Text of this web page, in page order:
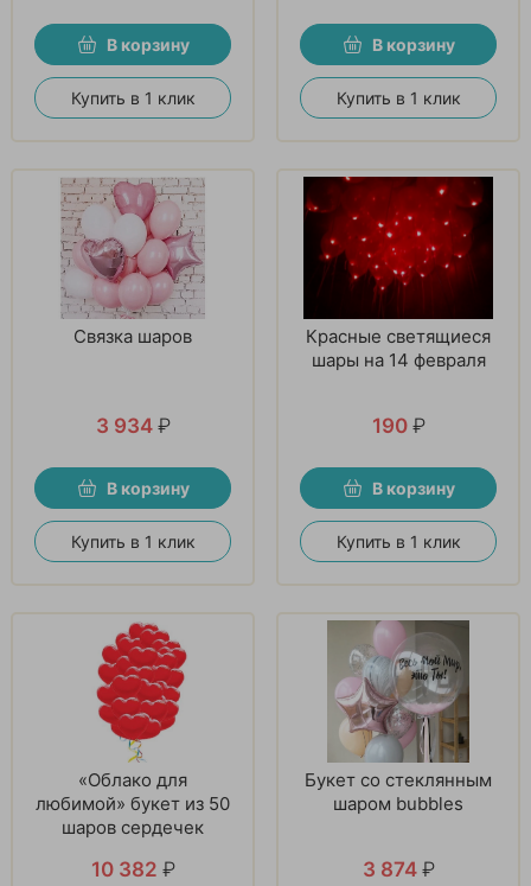
В корзину
Купить в 1 клик
В корзину
Купить в 1 клик
Связка шаров
3 934 ₽
В корзину
Купить в 1 клик
Красные светящиеся
шары на 14 февраля
190 ₽
В корзину
Купить в 1 клик
«Облако для
любимой» букет из 50
шаров сердечек
10 382 ₽
Букет со стеклянным
шаром bubbles
3 874 ₽